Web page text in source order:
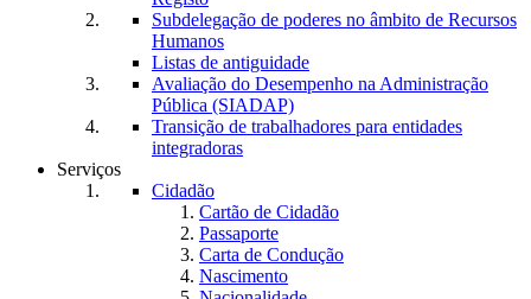
Subdelegação de poderes no âmbito de Recursos
Humanos
Listas de antiguidade
Avaliação do Desempenho na Administração
Pública (SIADAP)
Transição de trabalhadores para entidades
integradoras
Serviços
Cidadão
Cartão de Cidadão
Passaporte
Carta de Condução
Nascimento